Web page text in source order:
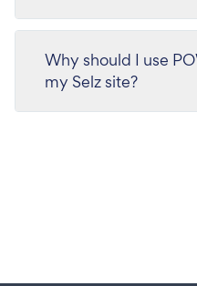
Why should I use
my Selz site?